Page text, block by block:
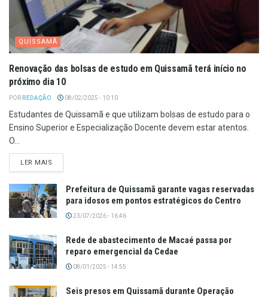
QUISSAMÃ
Renovação das bolsas de estudo em Quissamã terá início no
próximo dia 10
POR REDAÇÃO 08/02/2025 - 10:10
Estudantes de Quissamã e que utilizam bolsas de estudo para o
Ensino Superior e Especialização Docente devem estar atentos.
O...
LER MAIS
Prefeitura de Quissamã garante vagas reservadas
para idosos em pontos estratégicos do Centro
23/07/2026 - 16:46
Rede de abastecimento de Macaé passa por
reparo emergencial da Cedae
08/01/2025 - 14:55
Seis presos em Quissamã durante Operação